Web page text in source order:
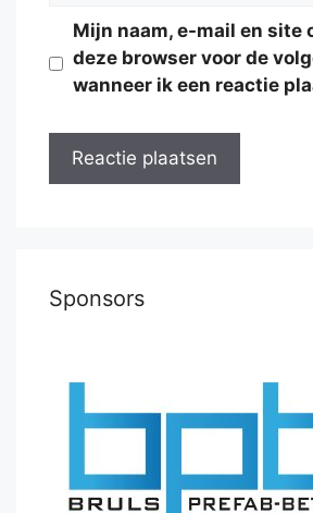
Mijn naam, e-mail en site
deze browser voor de
wanneer ik een reactie
Sponsors